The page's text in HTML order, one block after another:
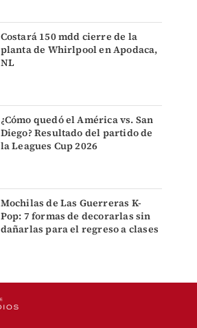
Costará 150 mdd cierre de la
planta de Whirlpool en Apodaca,
NL
¿Cómo quedó el América vs. San
Diego? Resultado del partido de
la Leagues Cup 2026
Mochilas de Las Guerreras K-
Pop: 7 formas de decorarlas sin
dañarlas para el regreso a clases